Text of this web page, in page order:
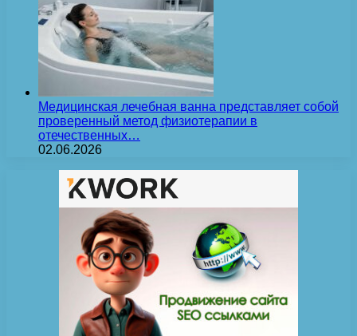
Медицинская лечебная ванна представляет собой
проверенный метод физиотерапии в
отечественных…
02.06.2026